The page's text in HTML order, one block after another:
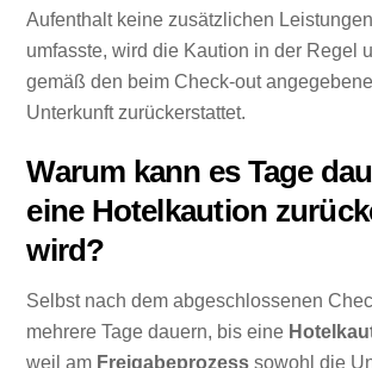
Aufenthalt keine zusätzlichen
umfasste, wird die Kaution in der Regel
gemäß den beim Check-out
Unterkunft zurückerstattet.
Warum kann es Tage
eine Hotelkaution
wird?
Selbst nach dem abgeschlossenen
mehrere Tage dauern, bis eine
weil am Freigabeprozess sowohl die